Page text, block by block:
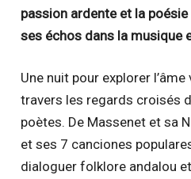
passion ardente et la
ses échos dans la musique
Une nuit pour explorer l’âme
travers les regards croisés
poètes. De Massenet et sa
et ses 7 canciones
dialoguer folklore andalou